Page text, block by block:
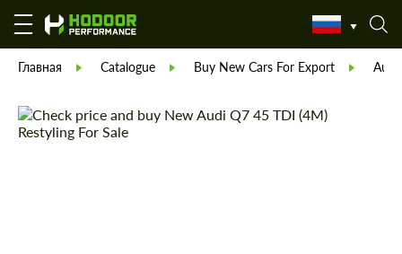
Главная Catalogue Buy New Cars For Export Audi